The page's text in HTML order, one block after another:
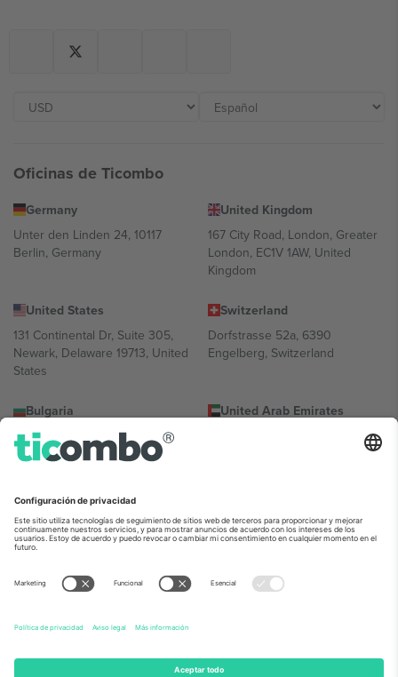
Oficinas de Ticombo
Germany
Unter den Linden 24, 10117
Berlin, Germany
United Kingdom
167 City Road, London, Greater
London, EC1V 1AW, United
Kingdom
United States
131 Continental Dr, Suite 305,
Newark, Delaware 19713, United
States
Switzerland
Dorfstrasse 52a, 6390
Engelberg, Switzerland
Bulgaria
Regus Sofia City West, bul
Totleben 53-55, 1606 Sofia,
United Arab Emirates
UAE Dubai Silicon Oasis, DDP
Building A1, Office 302, Dubai,
Mexico
Av Chapultepec 360, Roma
Norte, Cuauhtémoc, 06700
Ciudad de México, CDMX,
Mexico
La entidad jurídica del proveedor de la plataforma puede variar en
información, consulte la página específica del evento, el pie de